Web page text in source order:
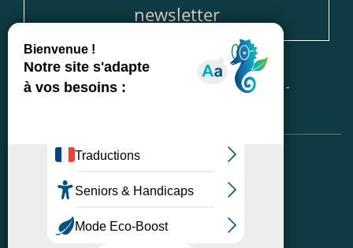
newsletter
Accueil- Plan du site Mentions légales
-